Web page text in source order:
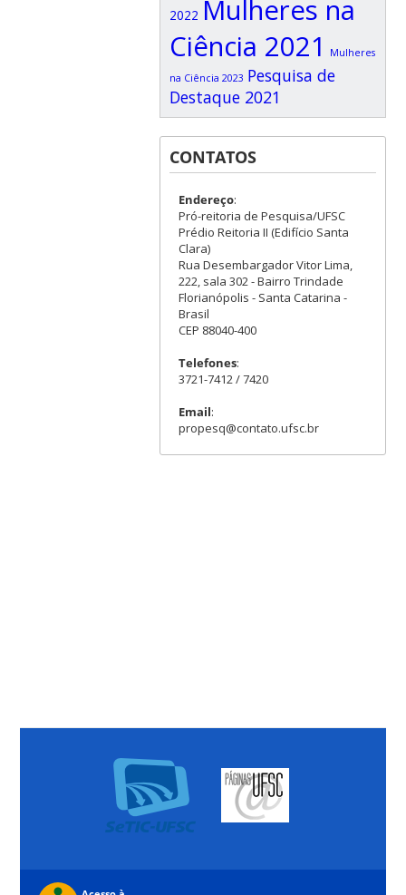
2022 Mulheres na
Ciência 2021
Mulheres
na Ciência 2023 Pesquisa de
Destaque 2021
CONTATOS
Endereço:
Pró-reitoria de Pesquisa/UFSC
Prédio Reitoria II (Edifício Santa
Clara)
Rua Desembargador Vitor Lima,
222, sala 302 - Bairro Trindade
Florianópolis - Santa Catarina -
Brasil
CEP 88040-400
Telefones:
3721-7412 / 7420
Email:
propesq@contato.ufsc.br